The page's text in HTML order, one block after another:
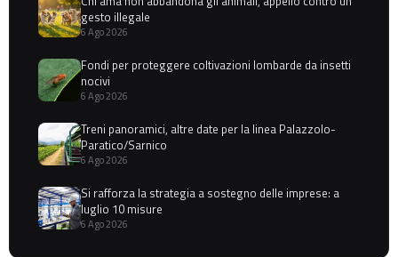
gesto illegale
6 Ago 2026
Fondi per proteggere coltivazioni lombarde da insetti
nocivi
6 Ago 2026
Treni panoramici, altre date per la linea Palazzolo-
Paratico/Sarnico
6 Ago 2026
Si rafforza la strategia a sostegno delle imprese: a
luglio 10 misure
6 Ago 2026